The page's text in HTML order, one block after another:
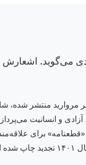
می‌گوید. اشعارش
و انسانیت
برای
فارسی و ادبیات متعهد، اثری ضروری و خواندنی است. این کتاب با